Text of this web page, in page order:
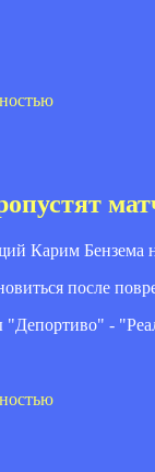
Карим Бензема
после
-